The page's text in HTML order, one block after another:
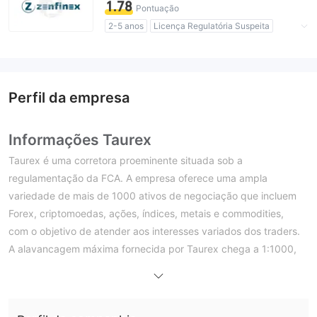
1.78 Pontuação
2-5 anos
Licença Regulatória Suspeita
Perfil da empresa
Informações Taurex
Taurex é uma corretora proeminente situada sob a
regulamentação da FCA. A empresa oferece uma ampla
variedade de mais de 1000 ativos de negociação que incluem
Forex, criptomoedas, ações, índices, metais e commodities,
com o objetivo de atender aos interesses variados dos traders.
A alavancagem máxima fornecida por Taurex chega a 1:1000,